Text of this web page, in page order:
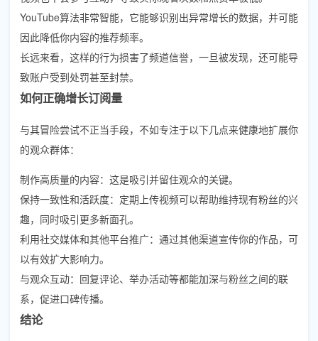
YouTube算法非常智能，它能够识别出异常增长的数据，并可能
因此降低你内容的推荐频率。
长远来看，这样的行为损害了频道信誉，一旦被发现，还可能导
致账户受到处罚甚至封禁。
如何正确增长订阅量
与其冒险尝试不正当手段，不如专注于以下几点来健康地扩展你
的观众群体：
制作高质量的内容：这是吸引并留住观众的关键。
保持一致性和活跃度：定期上传视频可以帮助维持现有粉丝的兴
趣，同时吸引更多新面孔。
利用社交媒体和其他平台推广：通过其他渠道宣传你的作品，可
以有效扩大影响力。
与观众互动：回复评论、举办活动等都能加深与粉丝之间的联
系，促进口碑传播。
结论